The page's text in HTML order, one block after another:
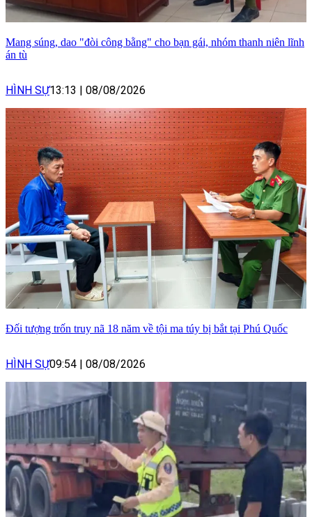
Mang súng, dao "đòi công bằng" cho bạn gái, nhóm thanh niên lĩnh
án tù
HÌNH SỰ13:13 08/08/2026
Đối tượng trốn truy nã 18 năm về tội ma túy bị bắt tại Phú Quốc
HÌNH SỰ09:54 08/08/2026